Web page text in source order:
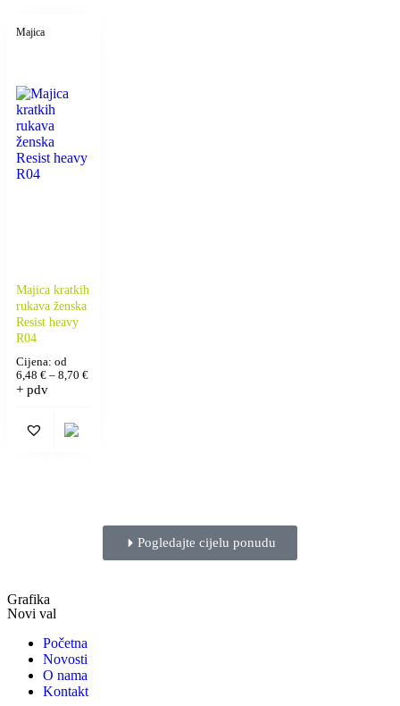
Majica
Majica kratkih
rukava ženska
Resist heavy
R04
Cijena: od
6,48 € – 8,70 €
+ pdv
Pogledajte cijelu ponudu
Grafika
Novi val
Početna
Novosti
O nama
Kontakt